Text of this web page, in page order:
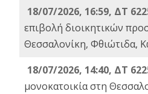
18/07/2026, 16:59, ΔT
επιβολή διοικητικών
Θεσσαλονίκη, Φθιώτιδα,
18/07/2026, 14:40, ΔΤ
μονοκατοικία στη